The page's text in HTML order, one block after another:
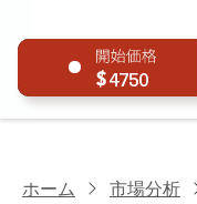
4750
ホーム 市場分析